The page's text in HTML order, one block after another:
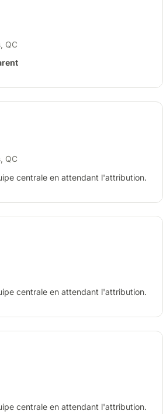
QC
QC
centrale en attendant l'attribution.
centrale en attendant l'attribution.
centrale en attendant l'attribution.